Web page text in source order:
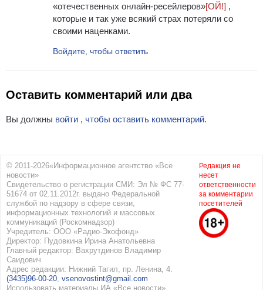
«отечественных онлайн-ресейлеров»[ОЙ!] ,
которые и так уже всякий страх потеряли со
своими наценками.
Войдите, чтобы ответить
Оставить комментарий или два
Вы должны войти , чтобы оставить комментарий.
© 2011-2026«Информационное агентство «Все
новости»
Свидетельство о регистрации СМИ: Эл № ФС 77-
51674 от 02.11.2012г. выдано Федеральной
службой по надзору в сфере связи,
информационных технологий и массовых
коммуникаций (Роскомнадзор)
Учредитель: ООО «Радио-Экофонд»
Директор: Пудовкина Ирина Анатольевна
Главный редактор: Вахрутдинов Владимир
Саидович
Адрес редакции: Нижний Тагил, пр. Ленина, 4.
(3435)96-00-20, vsenovostint@gmail.com
Использовать материалы ИА «Все новости»
Редакция не
несет
ответственности
за комментарии
посетителей